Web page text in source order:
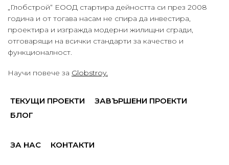
„Глобстрой“ ЕООД стартира дейността си през 2008
година и от тогава насам не спира да инвестира,
проектира и изгражда модерни жилищни сгради,
отговарящи на всички стандарти за качество и
функционалност.
Научи повече за Globstroy.
ТЕКУЩИ ПРОЕКТИ
ЗАВЪРШЕНИ ПРОЕКТИ
БЛОГ
ЗА НАС КОНТАКТИ